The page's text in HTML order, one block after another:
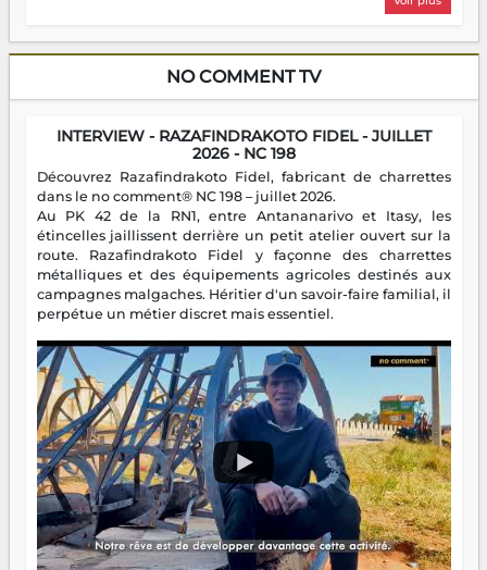
NO COMMENT TV
INTERVIEW - RAZAFINDRAKOTO FIDEL - JUILLET
2026 - NC 198
Découvrez Razafindrakoto Fidel, fabricant de charrettes
dans le no comment® NC 198 – juillet 2026.
Au PK 42 de la RN1, entre Antananarivo et Itasy, les
étincelles jaillissent derrière un petit atelier ouvert sur la
route. Razafindrakoto Fidel y façonne des charrettes
métalliques et des équipements agricoles destinés aux
campagnes malgaches. Héritier d'un savoir-faire familial, il
perpétue un métier discret mais essentiel.